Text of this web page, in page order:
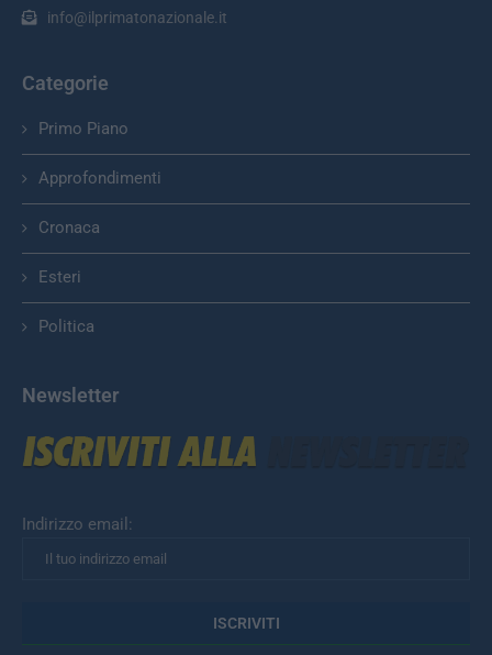
info@ilprimatonazionale.it
Categorie
Primo Piano
Approfondimenti
Cronaca
Esteri
Politica
Newsletter
Indirizzo email: